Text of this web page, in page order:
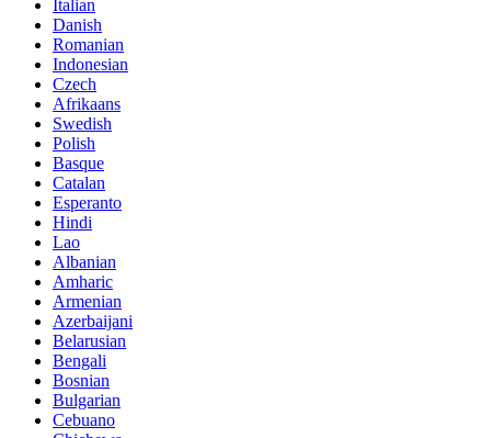
Italian
Danish
Romanian
Indonesian
Czech
Afrikaans
Swedish
Polish
Basque
Catalan
Esperanto
Hindi
Lao
Albanian
Amharic
Armenian
Azerbaijani
Belarusian
Bengali
Bosnian
Bulgarian
Cebuano